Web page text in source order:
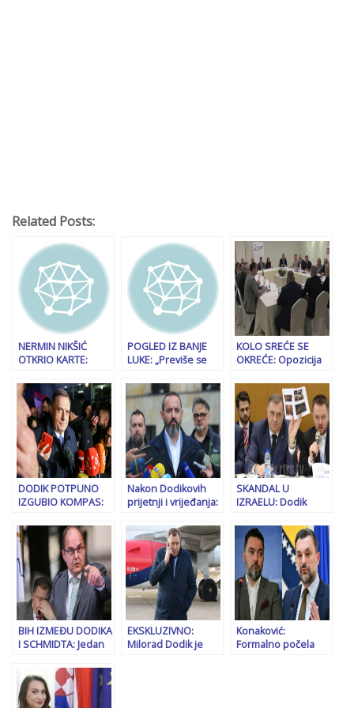
Related Posts:
NERMIN NIKŠIĆ
OTKRIO KARTE:
pouzdan partner,
oni su bili…”
POGLED IZ BANJE
LUKE: „Previše se
Izetbegović, imam
osjećaj da se…”
KOLO SREĆE SE
OKREĆE: Opozicija
preuzimanje vlasti,
strah od prošlosti
DODIK POTPUNO
IZGUBIO KOMPAS:
posvetio napadima
na BN televiziju…
Nakon Dodikovih
prijetnji i vrijeđanja:
“upali” u banjalučki
medij
SKANDAL U
IZRAELU: Dodik
konferencije o
antisemitizmu
nakon što je…!?
BIH IZMEĐU DODIKA
I SCHMIDTA: Jedan
ne zna kuda
EKSKLUZIVNO:
Milorad Dodik je
Konaković:
Formalno počela